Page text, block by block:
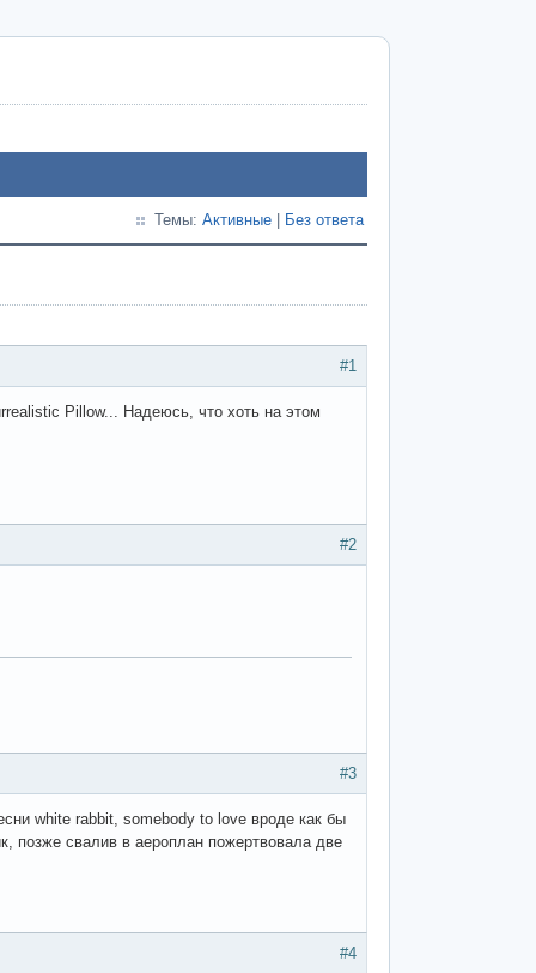
Темы: Активные Без ответа
#1
Pillow... Надеюсь, что хоть на этом
#2
#3
white rabbit, somebody to love вроде как бы
позже свалив в аероплан пожертвовала две
#4